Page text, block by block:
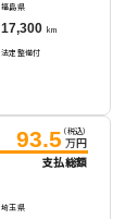
福島県
17,300 km
法定整備付
93.5 （税込）
万円
支払総額
埼玉県